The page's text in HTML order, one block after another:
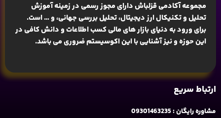
مجموعه آکادمی قزلباش دارای مجوز رسمی در زمینهآموزش
تحلیل و تکنیکال ارز دیجیتال، تحلیل بررسی جهانی، و … است.
برای ورود به دنیای بازار های مالی کسب اطلاعات و دانش کافی در
این حوزه و نیز آشنایی با این اکوسیستم ضروری می باشد.
ارتباط سریع
مشاوره رایگان : 09301463235